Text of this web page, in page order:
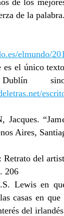
de los
de la
elmundo/
es el único
Aires,
Retrato del
206
Lewis en
casas en
del